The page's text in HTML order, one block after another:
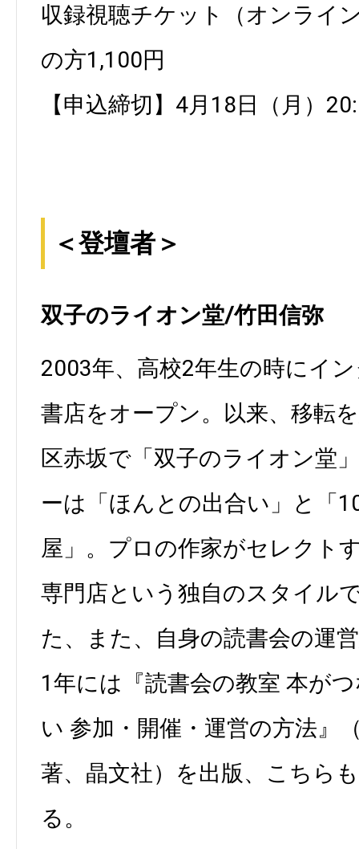
収録視聴チケット（オンライ
の方1,100円
【申込締切】4月18日（月）
＜登壇者＞
双子のライオン堂/竹田信弥
2003年、高校2年生の時にイ
書店をオープン。以来、移転
区赤坂で「双子のライオン堂
ーは「ほんとの出合い」と「
屋」。プロの作家がセレクト
専門店という独自のスタイル
た、また、自身の読書会の運
1年には『読書会の教室 本が
い 参加・開催・運営の方法』
著、晶文社）を出版、こちら
る。